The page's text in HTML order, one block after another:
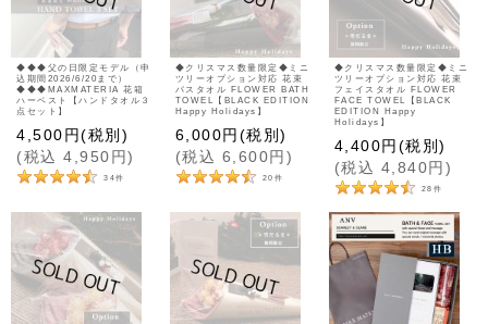
◆◆◆父の日限定モデル（申
込期間2026/6/20まで）
◆◆◆MAXMATERIA 花箱
ハーベスト【ハンドタオル３
点セット】
4,500円(税別)
(税込 4,950 円)
34件
◆クリスマス数量限定◆ミニ
ツリーオプション対応 花束
バスタオル FLOWER BATH
TOWEL【BLACK EDITION
Happy Holidays】
6,000円 (税別)
(税込 6,600円 )
20 件
◆クリスマス数量限定◆ミニ
ツリーオプション対応 花束
フェイスタオル FLOWER
FACE TOWEL【BLACK
EDITION Happy
Holidays】
4,400円 (税別)
(税込 4,840円 )
28 件